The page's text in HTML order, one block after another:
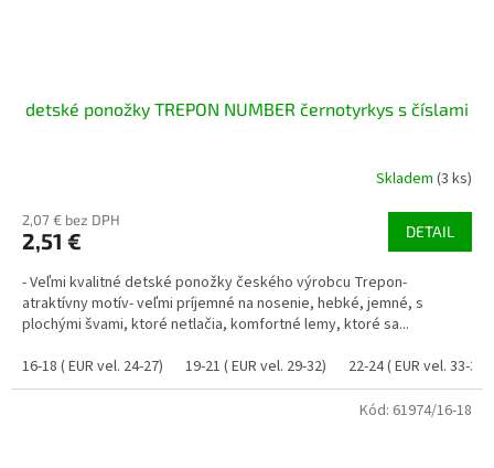
detské ponožky TREPON NUMBER černotyrkys s číslami
Skladem (3 ks)
2,07 € bez DPH
2,51 € DETAIL
- Veľmi kvalitné detské ponožky českého výrobcu Trepon-
atraktívny motív- veľmi príjemné na nosenie, hebké, jemné, s
plochými švami, ktoré netlačia, komfortné lemy, ktoré sa...
16-18 ( EUR vel. 24-27)
19-21 ( EUR vel. 29-32) 22-24 ( EUR vel. 33-37)
Kód: 61974/16-18